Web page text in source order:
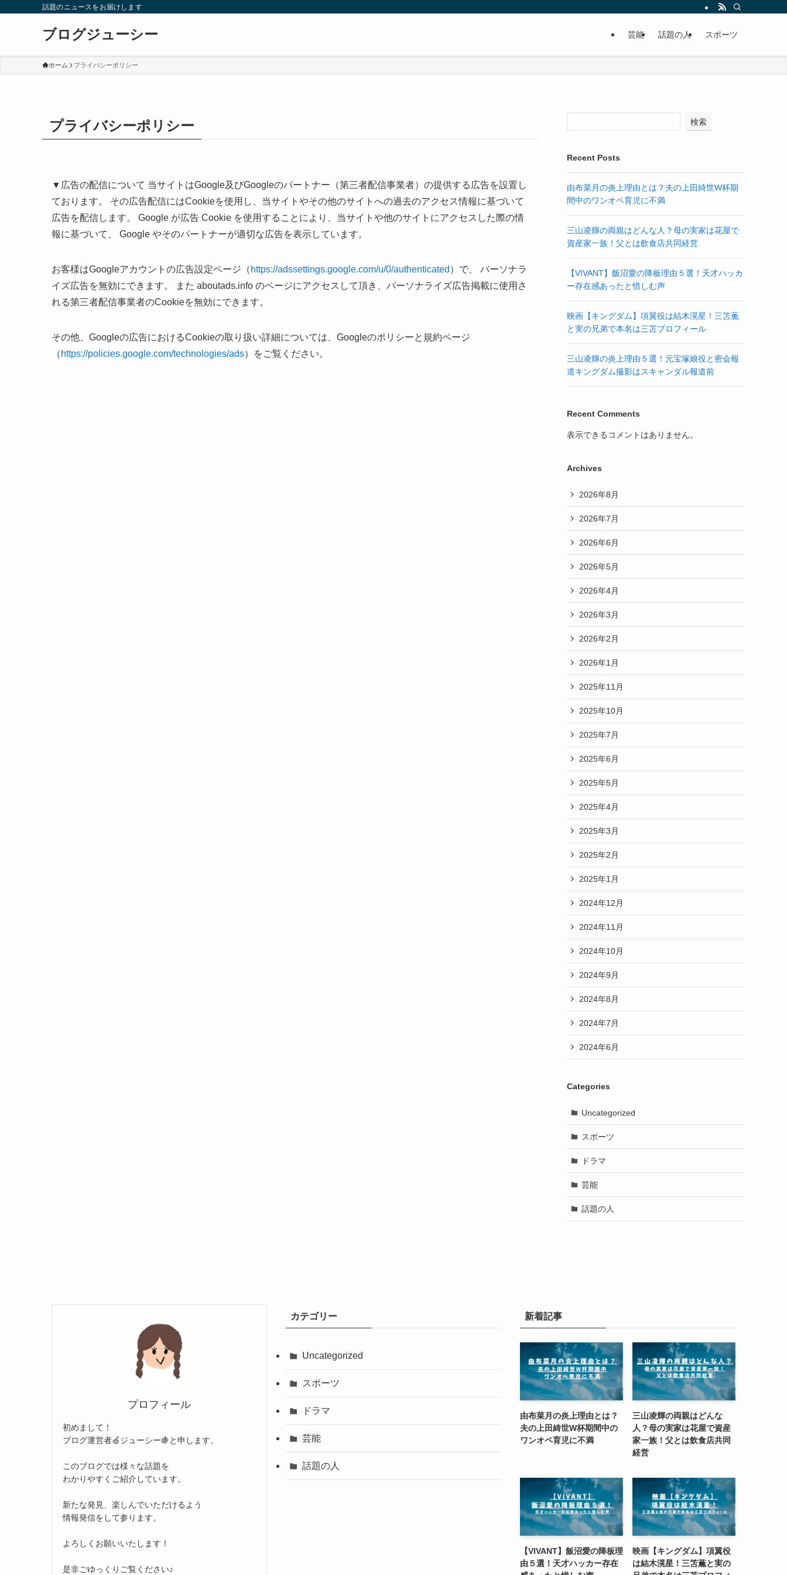
話題のニュースをお届けします
ブログジューシー 芸能 話題の人 スポーツ
ホーム プライバシーポリシー
プライバシーポリシー
▼広告の配信について 当サイトはGoogle及びGoogleのパートナー（第三者配信事業者）の提供する広告を設置し
ております。 その広告配信にはCookieを使用し、当サイトやその他のサイトへの過去のアクセス情報に基づいて
広告を配信します。 Google が広告 Cookie を使用することにより、当サイトや他のサイトにアクセスした際の情
報に基づいて、 Google やそのパートナーが適切な広告を表示しています。
お客様はGoogleアカウントの広告設定ページ（ https://adssettings.google.com/u/0/authenticated ）で、 パーソナラ
イズ広告を無効にできます。 また aboutads.info のページにアクセスして頂き、パーソナライズ広告掲載に使用さ
れる第三者配信事業者のCookieを無効にできます。
その他、Googleの広告におけるCookieの取り扱い詳細については、Googleのポリシーと規約ページ
（ https://policies.google.com/technologies/ads）をご覧ください。
検索
Recent Posts
由布菜月の炎上理由とは？夫の上田綺世W杯期
間中のワンオペ育児に不満
三山凌輝の両親はどんな人？母の実家は花屋で
資産家一族！父とは飲食店共同経営
【VIVANT】飯沼愛の降板理由５選！天才ハッカ
ー存在感あったと惜しむ声
映画【キングダム】項翼役は結木滉星！三笘薫
と実の兄弟で本名は三苫プロフィール
三山凌輝の炎上理由５選！元宝塚娘役と密会報
道キングダム撮影はスキャンダル報道前
Recent Comments
表示できるコメントはありません。
Archives
2026年8月
2026年7月
2026年6月
2026年5月
2026年4月
2026年3月
2026年2月
2026年1月
2025年11月
2025年10月
2025年7月
2025年6月
2025年5月
2025年4月
2025年3月
2025年2月
2025年1月
2024年12月
2024年11月
2024年10月
2024年9月
2024年8月
2024年7月
2024年6月
Categories
Uncategorized
スポーツ
ドラマ
芸能
話題の人
プロフィール
初めまして！
ブログ運営者🍏ジューシー🍇と申します。
このブログでは様々な話題を
わかりやすくご紹介しています。
新たな発見、楽しんでいただけるよう
情報発信をして参ります。
よろしくお願いいたします！
是非ごゆっくりご覧ください♪
カテゴリー
Uncategorized
スポーツ
ドラマ
芸能
話題の人
新着記事
由布菜月の炎上理由とは？
夫の上田綺世W杯期間中の
ワンオペ育児に不満
三山凌輝の両親はどんな
人？母の実家は花屋で資産
家一族！父とは飲食店共同
経営
【VIVANT】飯沼愛の降板理
由５選！天才ハッカー存在
映画【キングダム】項翼役
は結木滉星！三笘薫と実の